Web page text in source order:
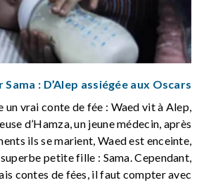
Sama : D’Alep assiégée aux Oscars
vrai conte de fée : Waed vit à Alep,
d’Hamza, un jeune médecin, après
ils se marient, Waed est enceinte,
petite fille : Sama. Cependant,
contes de fées, il faut compter avec